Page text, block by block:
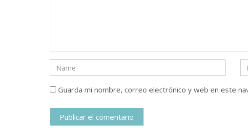
Guarda mi nombre, correo electrónico y web en este